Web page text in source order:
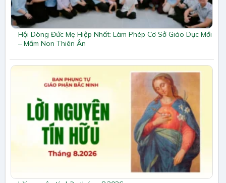
Hội Dòng Đức Mẹ Hiệp Nhất: Làm Phép Cơ Sở Giáo Dục Mới
– Mầm Non Thiên Ân